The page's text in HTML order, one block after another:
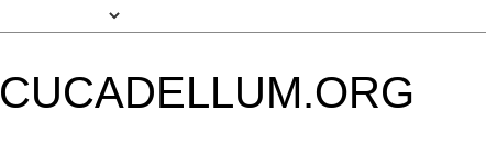
CUCADELLUM.ORG